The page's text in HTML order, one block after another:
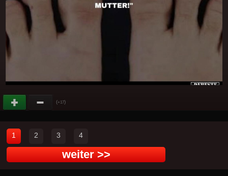
(+17)
1 2 3 4
weiter >>